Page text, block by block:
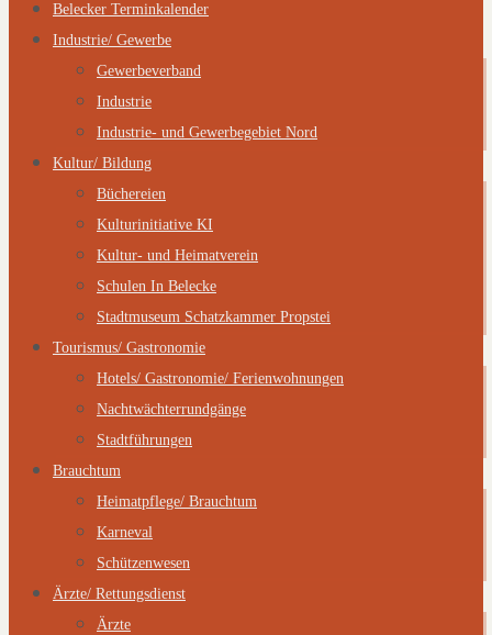
Belecker Terminkalender
Industrie/ Gewerbe
Gewerbeverband
Industrie
Industrie- und Gewerbegebiet Nord
Kultur/ Bildung
Büchereien
Kulturinitiative KI
Kultur- und Heimatverein
Schulen In Belecke
Stadtmuseum Schatzkammer Propstei
Tourismus/ Gastronomie
Hotels/ Gastronomie/ Ferienwohnungen
Nachtwächterrundgänge
Stadtführungen
Brauchtum
Heimatpflege/ Brauchtum
Karneval
Schützenwesen
Ärzte/ Rettungsdienst
Ärzte